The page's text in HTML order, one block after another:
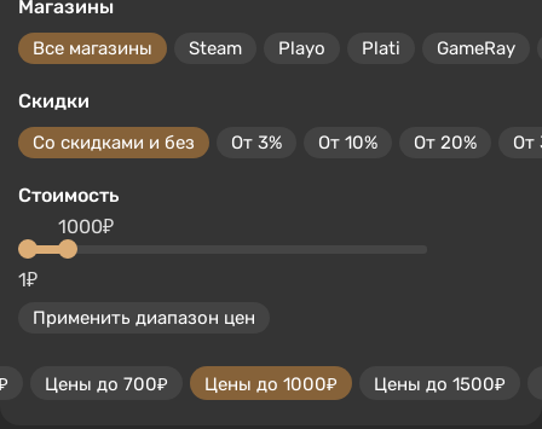
Магазины
Все магазины Steam Playo Plati GameRay
Скидки
Со скидками и без От 3% От 10% От 20% От
Стоимость
1₽
1000₽
Применить диапазон цен
Цены до 700₽ Цены до 1000₽ Цены до 1500₽